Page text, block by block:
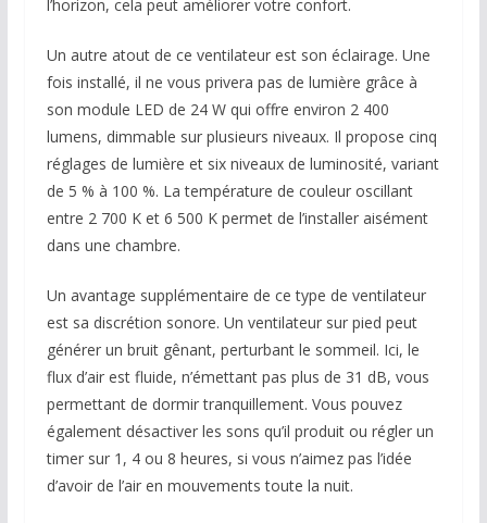
l’horizon, cela peut améliorer votre confort.
Un autre atout de ce ventilateur est son éclairage. Une
fois installé, il ne vous privera pas de lumière grâce à
son module LED de 24 W qui offre environ 2 400
lumens, dimmable sur plusieurs niveaux. Il propose cinq
réglages de lumière et six niveaux de luminosité, variant
de 5 % à 100 %. La température de couleur oscillant
entre 2 700 K et 6 500 K permet de l’installer aisément
dans une chambre.
Un avantage supplémentaire de ce type de ventilateur
est sa discrétion sonore. Un ventilateur sur pied peut
générer un bruit gênant, perturbant le sommeil. Ici, le
flux d’air est fluide, n’émettant pas plus de 31 dB, vous
permettant de dormir tranquillement. Vous pouvez
également désactiver les sons qu’il produit ou régler un
timer sur 1, 4 ou 8 heures, si vous n’aimez pas l’idée
d’avoir de l’air en mouvements toute la nuit.